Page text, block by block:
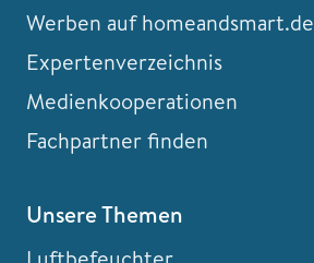
Werben auf homeandsmart.de
Expertenverzeichnis
Medienkooperationen
Fachpartner finden
Unsere Themen